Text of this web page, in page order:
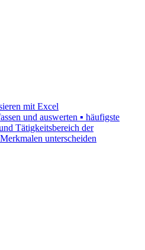
mit Excel
und auswerten ▪ häufigste
Tätigkeitsbereich der
unterscheiden